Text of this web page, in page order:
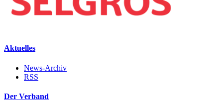
Aktuelles
News-Archiv
RSS
Der Verband